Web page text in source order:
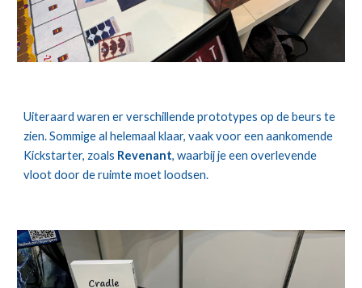
Uiteraard waren er verschillende prototypes op de beurs te
zien. Sommige al helemaal klaar, vaak voor een aankomende
Kickstarter, zoals Revenant, waarbij je een overlevende
vloot door de ruimte moet loodsen.